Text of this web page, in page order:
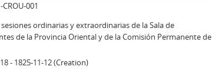
CROU-001
sesiones ordinarias y extraordinarias de la Sala de
de la Provincia Oriental y de la Comisión Permanente de
- 1825-11-12 (Creation)